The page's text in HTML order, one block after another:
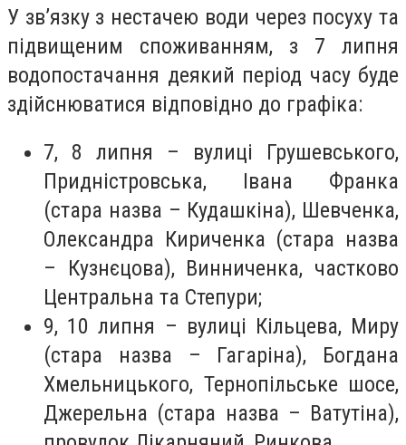
У зв’язку з нестачею води через посуху та
підвищеним споживанням, з 7 липня
водопостачання деякий період часу буде
здійснюватися відповідно до графіка:
7, 8 липня – вулиці Грушевського,
Придністровська, Івана Франка
(стара назва – Кудашкіна), Шевченка,
Олександра Кириченка (стара назва
– Кузнєцова), Винниченка, частково
Центральна та Степури;
9, 10 липня – вулиці Кільцева, Миру
(стара назва – Гагаріна), Богдана
Хмельницького, Тернопільське шосе,
Джерельна (стара назва – Ватутіна),